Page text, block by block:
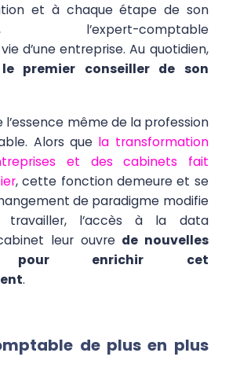
et à chaque étape de son
l’expert-comptable
d’une entreprise. Au quotidien,
le premier conseiller de son
même de la profession
Alors que la transformation
et des cabinets fait
, cette fonction demeure et se
de paradigme modifie
l’accès à la data
leur ouvre de nouvelles
pour enrichir cet
.
de plus en plus